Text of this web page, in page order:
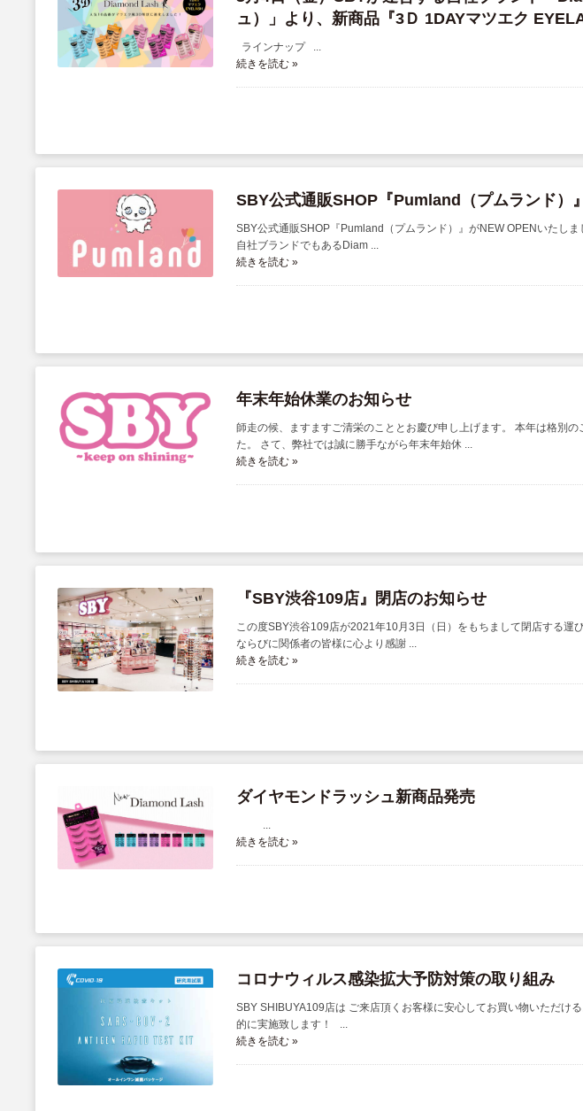
ュ）」より、新商品『3Ｄ 1DAYマツエク
ラインナップ ...
続きを読む »
SBY公式通販SHOP『Pumland（プムランド）
SBY公式通販SHOP『Pumland（プムランド）』がNEW OPENいたしま
自社ブランドでもあるDiam ...
続きを読む »
年末年始休業のお知らせ
師走の候、ますますご清栄のこととお慶び申し上げます。 本年は格別
た。 さて、弊社では誠に勝手ながら年末年始休 ...
続きを読む »
『SBY渋谷109店』閉店のお知らせ
この度SBY渋谷109店が2021年10月3日（日）をもちまして閉店する運
ならびに関係者の皆様に心より感謝 ...
続きを読む »
ダイヤモンドラッシュ新商品発売
...
続きを読む »
コロナウィルス感染拡大予防対策の取り組み
SBY SHIBUYA109店は ご来店頂くお客様に安心してお買い物いただけ
的に実施致します！ ...
続きを読む »